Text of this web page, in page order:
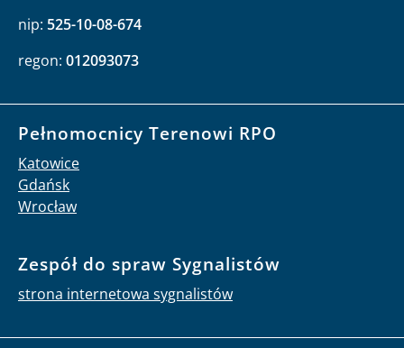
nip: 525-10-08-674
regon: 012093073
Pełnomocnicy Terenowi RPO
Katowice
Gdańsk
Wrocław
Zespół do spraw Sygnalistów
strona internetowa sygnalistów